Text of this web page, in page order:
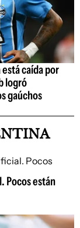
caída por
logró
gaúchos
Pocos están